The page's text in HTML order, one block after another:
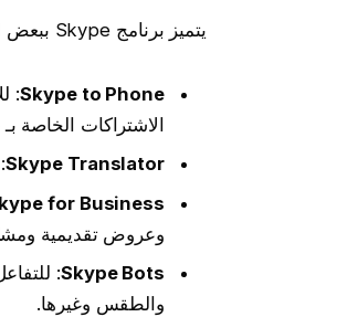
يتميز برنامج Skype ببعض الميزات مثل:
Skype to Phone
:
الاشتراكات الخاصة بـ Skype.
Skype Translator
for Business
وعروض تقديمية
Skype Bots
:
والطقس وغيرها.